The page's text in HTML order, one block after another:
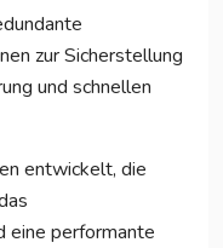
zur Sicherstellung
und schnellen
entwickelt, die
eine performante